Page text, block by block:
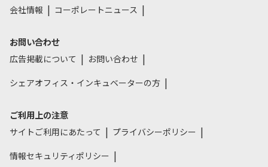
会社情報 コーポレートニュース
お問い合わせ
広告掲載について
お問い合わせ
シェアオフィス・インキュベーターの方
ご利用上の注意
サイトご利用にあたって
プライバシーポリシー
情報セキュリティポリシー